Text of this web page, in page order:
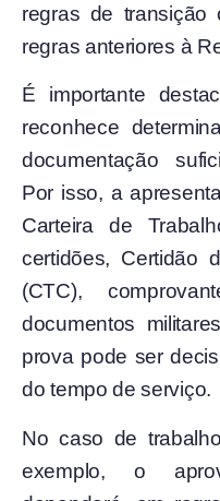
regras de transição
regras anteriores à
É importante
reconhece
documentação
Por isso, a
Carteira de
certidões, Certidão
(CTC),
documentos
prova pode ser
do tempo de serviço.
No caso de
exemplo, o